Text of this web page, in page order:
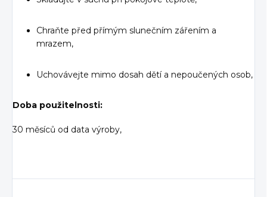
Chraňte před přímým slunečním zářením a
mrazem,
Uchovávejte mimo dosah dětí a nepoučených osob,
Doba použitelnosti:
30 měsíců od data výroby,